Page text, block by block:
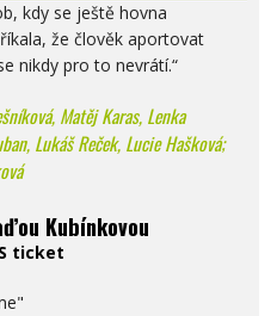
kdy se ještě hovna
že člověk aportovat
nikdy pro to nevrátí.“
Matěj Karas, Lenka
Lukáš Reček, Lucie Hašková;
Kubínkovou
ticket